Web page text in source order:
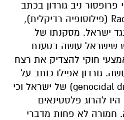
בשנת 2024 בידי פרופסור ניב גורדון בכתב
(פילוסופיה רדיקלית),
ישראל. מסקנתו של
שישראל עושה בטענת
חוקי להצדיק את רצח
גורדון אפילו כותב על
genocidal) של ישראל וכי
להרוג פלסטינאים
חמורה לא פחות מדברי